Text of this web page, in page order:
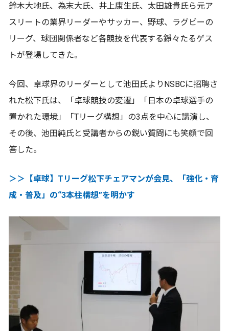
鈴木大地氏、為末大氏、井上康生氏、太田雄貴氏ら元ア
スリートの業界リーダーやサッカー、野球、ラグビーの
リーグ、球団関係者など各競技を代表する錚々たるゲス
トが登場してきた。
今回、卓球界のリーダーとして池田氏よりNSBCに招聘さ
れた松下氏は、「卓球競技の変遷」「日本の卓球選手の
置かれた環境」「Tリーグ構想」の3点を中心に講演し、
その後、池田純氏と受講者からの鋭い質問にも笑顔で回
答した。
＞＞【卓球】Tリーグ松下チェアマンが会見、「強化・育
成・普及」の“3本柱構想”を明かす